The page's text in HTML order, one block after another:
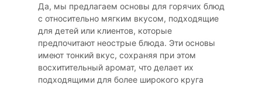
Да, мы предлагаем основы для горячих блюд
с относительно мягким вкусом, подходящие
для детей или клиентов, которые
предпочитают неострые блюда. Эти основы
имеют тонкий вкус, сохраняя при этом
восхитительный аромат, что делает их
подходящими для более широкого круга